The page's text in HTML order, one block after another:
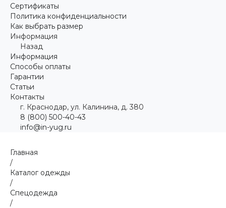
Сертификаты
Политика конфиденциальности
Как выбрать размер
Информация
Назад
Информация
Способы оплаты
Гарантии
Статьи
Контакты
г. Краснодар, ул. Калинина, д. 380
8 (800) 500-40-43
info@in-yug.ru
Главная
/
Каталог одежды
/
Спецодежда
/